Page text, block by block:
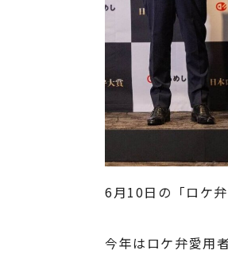
6月10日の「ロケ
今年はロケ弁愛用